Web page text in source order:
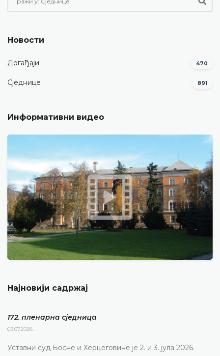
Новости
Догађаји 470
Сједнице 891
Информативни видео
Најновији садржај
172. пленарна сједницa
03.07.2026.
Уставни суд Босне и Херцеговине је 2. и 3. јула 2026.